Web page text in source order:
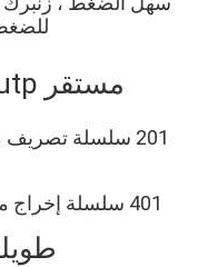
مستقر liq
201 سلسلة تصريف مستقر 2cc في كل مرة
401 سلسلة إخراج مستقر 4cc في كل مرة